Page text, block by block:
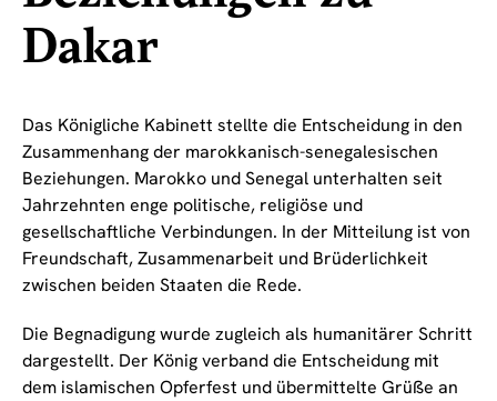
Dakar
Das Königliche Kabinett stellte die Entscheidung in den
Zusammenhang der marokkanisch-senegalesischen
Beziehungen. Marokko und Senegal unterhalten seit
Jahrzehnten enge politische, religiöse und
gesellschaftliche Verbindungen. In der Mitteilung ist von
Freundschaft, Zusammenarbeit und Brüderlichkeit
zwischen beiden Staaten die Rede.
Die Begnadigung wurde zugleich als humanitärer Schritt
dargestellt. Der König verband die Entscheidung mit
dem islamischen Opferfest und übermittelte Grüße an